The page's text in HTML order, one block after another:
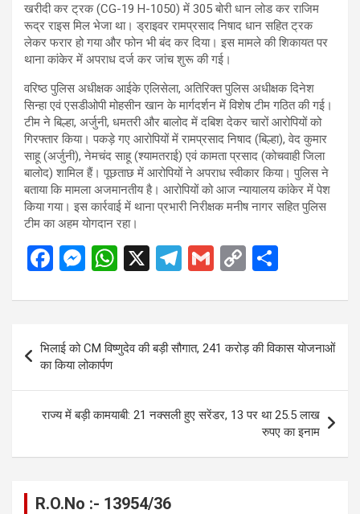
खरीदी कर ट्रक (CG-19 H-1050) में 305 बोरी धान लोड कर राजिम
रूद्र राइस मिल भेजा था। ड्राइवर रामप्रसाद निषाद धान सहित ट्रक
लेकर फरार हो गया और फोन भी बंद कर दिया। इस मामले की शिकायत पर
थाना कांकेर में अपराध दर्ज कर जांच शुरू की गई।
वरिष्ठ पुलिस अधीक्षक आईके एलिसेला, अतिरिक्त पुलिस अधीक्षक दिनेश
सिन्हा एवं एसडीओपी मोहसीन खान के मार्गदर्शन में विशेष टीम गठित की गई।
टीम ने बिल्हा, अर्जुनी, धमतरी और बालोद में दबिश देकर चारों आरोपियों को
गिरफ्तार किया। पकड़े गए आरोपियों में रामप्रसाद निषाद (बिल्हा), वेद कुमार
साहू (अर्जुनी), नेमचंद साहू (श्यामतराई) एवं कामता प्रसाद (कोचवाही जिला
बालोद) शामिल हैं। पूछताछ में आरोपियों ने अपराध स्वीकार किया। पुलिस ने
बताया कि मामला अजमानतीय है। आरोपियों को आज न्यायालय कांकेर में पेश
किया गया। इस कार्रवाई में थाना प्रभारी निरीक्षक मनीष नागर सहित पुलिस
टीम का अहम योगदान रहा।
F
ce
b
o
o
k
M
se
n
g
er
W
at
s
A
p
p
X
T
e
gr
a
m
G
ail
C
py
Li
n
k
ar
Post
navigation
भिलाई को CM विष्णुदेव की बड़ी सौगात, 241 करोड़ की विकास योजनाओं
का किया लोकार्पण
राज्य में बड़ी कामयाबी: 21 नक्सली हुए सरेंडर, 13 पर था 25.5 लाख
रुपए का इनाम
R.O.No :- 13954/36